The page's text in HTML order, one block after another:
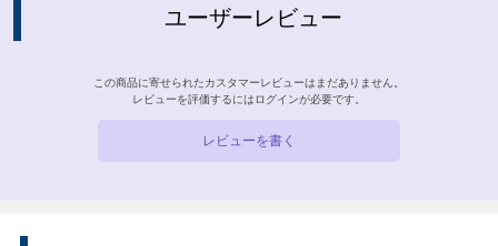
ユーザーレビュー
この商品に寄せられたカスタマーレビューはまだありません。
レビューを評価するには ログインが必要です。
レビューを書く